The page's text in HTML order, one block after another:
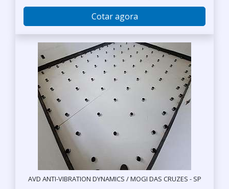
Cotar agora
AVD ANTI-VIBRATION DYNAMICS / MOGI DAS CRUZES - SP